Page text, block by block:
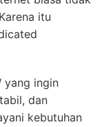
itu
yang ingin
dan
kebutuhan